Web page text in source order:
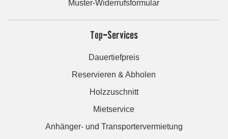
Muster-Widerrufsformular
Top-Services
Dauertiefpreis
Reservieren & Abholen
Holzzuschnitt
Mietservice
Anhänger- und Transportervermietung